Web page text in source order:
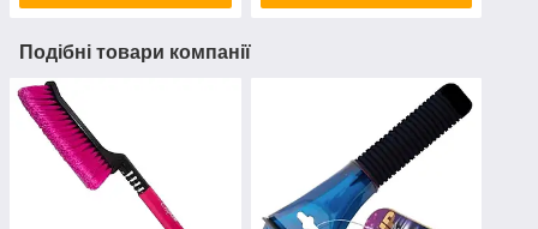
Подібні товари компанії